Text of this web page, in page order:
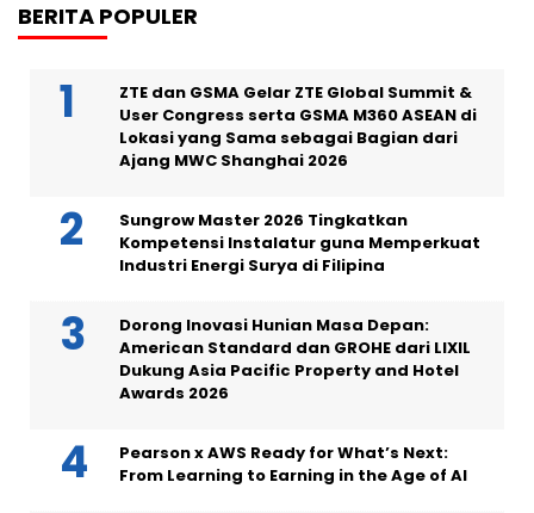
BERITA POPULER
ZTE dan GSMA Gelar ZTE Global Summit &
User Congress serta GSMA M360 ASEAN di
Lokasi yang Sama sebagai Bagian dari
Ajang MWC Shanghai 2026
Sungrow Master 2026 Tingkatkan
Kompetensi Instalatur guna Memperkuat
Industri Energi Surya di Filipina
Dorong Inovasi Hunian Masa Depan:
American Standard dan GROHE dari LIXIL
Dukung Asia Pacific Property and Hotel
Awards 2026
Pearson x AWS Ready for What’s Next:
From Learning to Earning in the Age of AI